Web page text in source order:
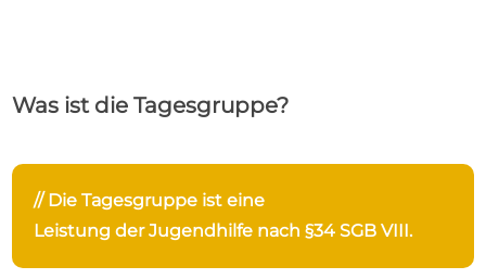
Was ist die Tagesgruppe?
// Die Tagesgruppe ist eine
Leistung der Jugendhilfe nach §34 SGB VIII.